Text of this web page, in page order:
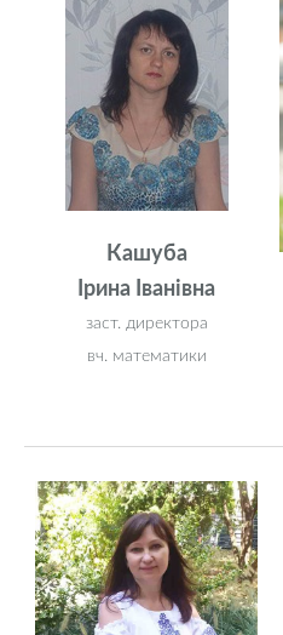
Кашуба
Ірина Іванівна
заст. директора
вч. математики